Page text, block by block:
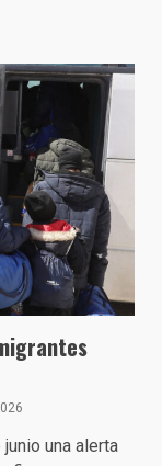
una alerta